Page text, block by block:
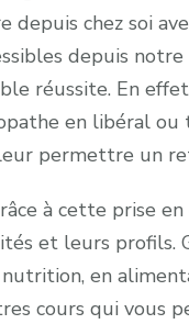
depuis chez soi
depuis
réussite. En
en libéral ou
permettre un
à cette prise
et leurs profils.
en
cours qui